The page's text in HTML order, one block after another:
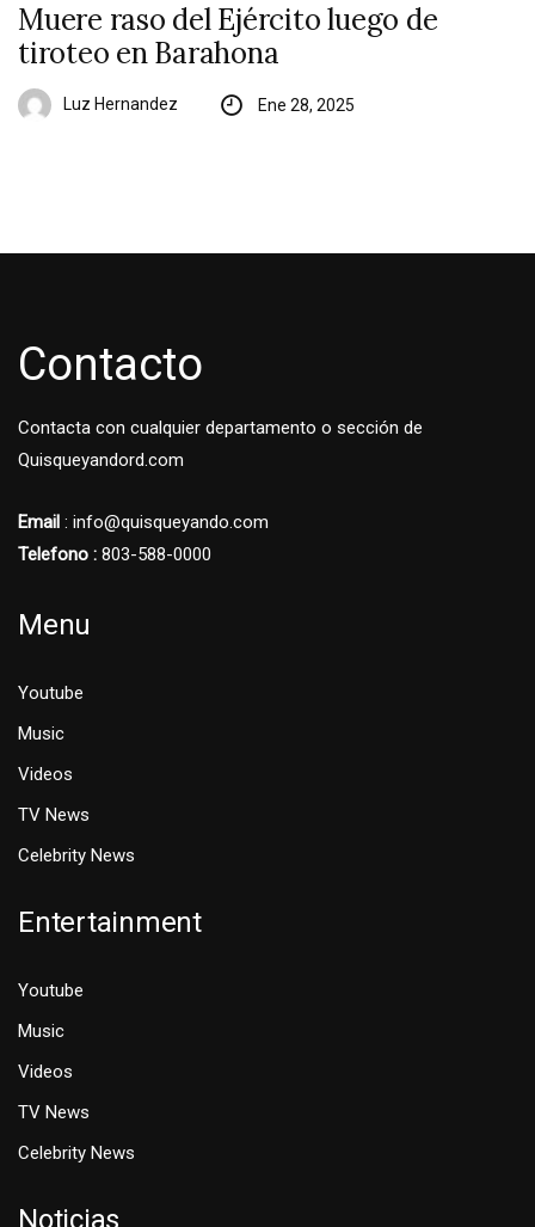
Muere raso del Ejército luego de
tiroteo en Barahona
Luz Hernandez Ene 28, 2025
Contacto
Contacta con cualquier departamento o sección de
Quisqueyandord.com
Email : info@quisqueyando.com
Telefono : 803-588-0000
Menu
Youtube
Music
Videos
TV News
Celebrity News
Entertainment
Youtube
Music
Videos
TV News
Celebrity News
Noticias